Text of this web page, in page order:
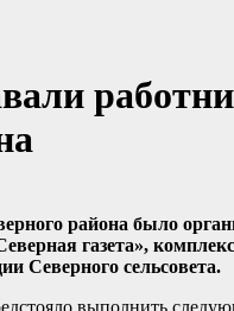
района было
газета»,
Северного сельсовета.
выполнить